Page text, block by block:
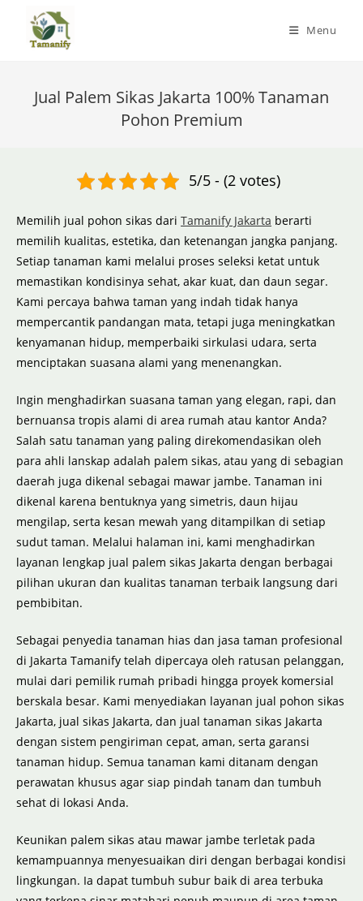
content
Menu
Jual Palem Sikas Jakarta 100% Tanaman
Pohon Premium
5/5 - (2 votes)
Memilih jual pohon sikas dari Tamanify Jakarta berarti
memilih kualitas, estetika, dan ketenangan jangka panjang.
Setiap tanaman kami melalui proses seleksi ketat untuk
memastikan kondisinya sehat, akar kuat, dan daun segar.
Kami percaya bahwa taman yang indah tidak hanya
mempercantik pandangan mata, tetapi juga meningkatkan
kenyamanan hidup, memperbaiki sirkulasi udara, serta
menciptakan suasana alami yang menenangkan.
Ingin menghadirkan suasana taman yang elegan, rapi, dan
bernuansa tropis alami di area rumah atau kantor Anda?
Salah satu tanaman yang paling direkomendasikan oleh
para ahli lanskap adalah palem sikas, atau yang di sebagian
daerah juga dikenal sebagai mawar jambe. Tanaman ini
dikenal karena bentuknya yang simetris, daun hijau
mengilap, serta kesan mewah yang ditampilkan di setiap
sudut taman. Melalui halaman ini, kami menghadirkan
layanan lengkap jual palem sikas Jakarta dengan berbagai
pilihan ukuran dan kualitas tanaman terbaik langsung dari
pembibitan.
Sebagai penyedia tanaman hias dan jasa taman profesional
di Jakarta Tamanify telah dipercaya oleh ratusan pelanggan,
mulai dari pemilik rumah pribadi hingga proyek komersial
berskala besar. Kami menyediakan layanan jual pohon sikas
Jakarta, jual sikas Jakarta, dan jual tanaman sikas Jakarta
dengan sistem pengiriman cepat, aman, serta garansi
tanaman hidup. Semua tanaman kami ditanam dengan
perawatan khusus agar siap pindah tanam dan tumbuh
sehat di lokasi Anda.
Keunikan palem sikas atau mawar jambe terletak pada
kemampuannya menyesuaikan diri dengan berbagai kondisi
lingkungan. Ia dapat tumbuh subur baik di area terbuka